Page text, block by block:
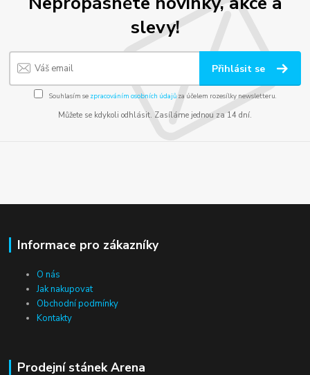
slevy!
Přihlásit se
Souhlasím se zpracováním osobních údajůza účelem rozesílky newsletteru.
Můžete se kdykoli odhlásit. Zasíláme jednou za 14 dní.
Informace pro zákazníky
O nás
Jak nakupovat
Obchodní podmínky
Kontakty
Prodejní stánek Arena